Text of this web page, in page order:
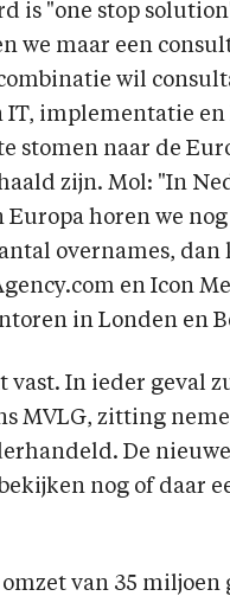
is "one stop
we maar een
wil
IT, implementatie
stomen naar de
zijn. Mol: "In
horen we
overnames, dan
en Icon
in Londen en
vast. In ieder geval
MVLG, zitting
De
nog of daar
van 35 miljoen